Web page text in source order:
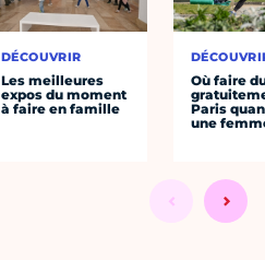
DÉCOUVRIR
Les meilleures
expos du moment
à faire en famille
Où faire
Paris
une